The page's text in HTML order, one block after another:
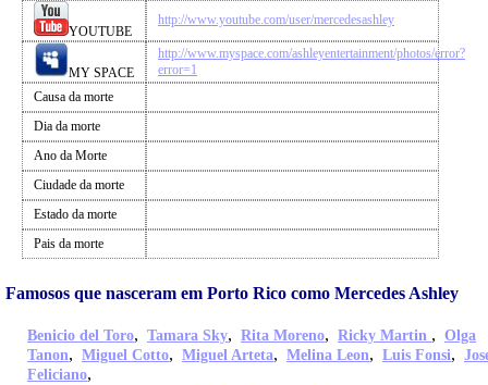
YOUTUBE
http://www.youtube.com/user/mercedesashley
MY SPACE
http://www.myspace.com/ashleyentertainment/photos/error?
error=1
Causa da morte
Dia da morte
Ano da Morte
Ciudade da morte
Estado da morte
Pais da morte
Famosos que nasceram em Porto Rico como Mercedes Ashley
Benicio del Toro, Tamara Sky, Rita Moreno, Ricky Martin , Olga
Tanon, Miguel Cotto, Miguel Arteta, Melina Leon, Luis Fonsi,
Feliciano,